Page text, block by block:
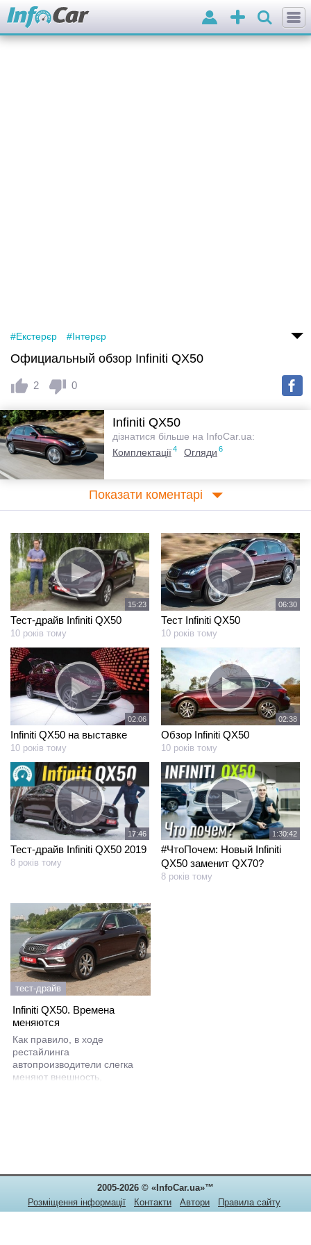
Додати
оголошення
Вхід
#Екстерєр #Інтерєр
Официальный обзор Infiniti QX50
2 0
Infiniti QX50
дізнатися більше на InfoCar.ua:
Комплектації4 Огляди 6
Показати коментарі
15:23
Тест-драйв Infiniti QX50
10 років тому
06:30
Тест Infiniti QX50
10 років тому
02:06
Infiniti QX50 на выставке
10 років тому
02:38
Обзор Infiniti QX50
10 років тому
17:46
Тест-драйв Infiniti QX50 2019
8 років тому
1:30:42
#ЧтоПочем: Новый Infiniti
QX50 заменит QX70?
8 років тому
тест-драйв
Infiniti QX50. Времена
меняются
Как правило, в ходе
рестайлинга
автопроизводители слегка
меняют внешность,
производителя. Но в Infiniti в
этот раз решили сделать
иначе и
2005-2026 © «InfoCar.ua»™
Розміщення інформації
Контакти Автори
Правила сайту